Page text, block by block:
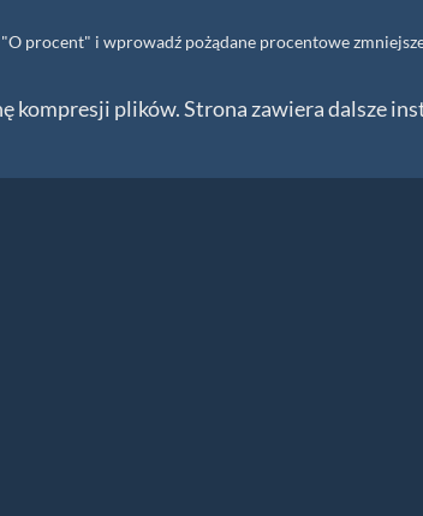
procent" i wprowadź pożądane procentowe
kompresji plików. Strona zawiera dalsze